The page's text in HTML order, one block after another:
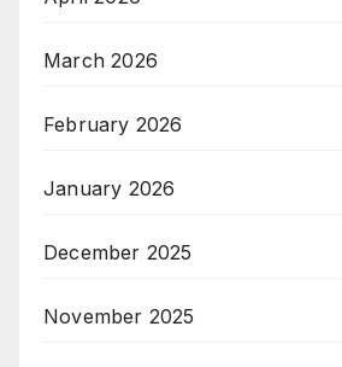
March 2026
February 2026
January 2026
December 2025
November 2025